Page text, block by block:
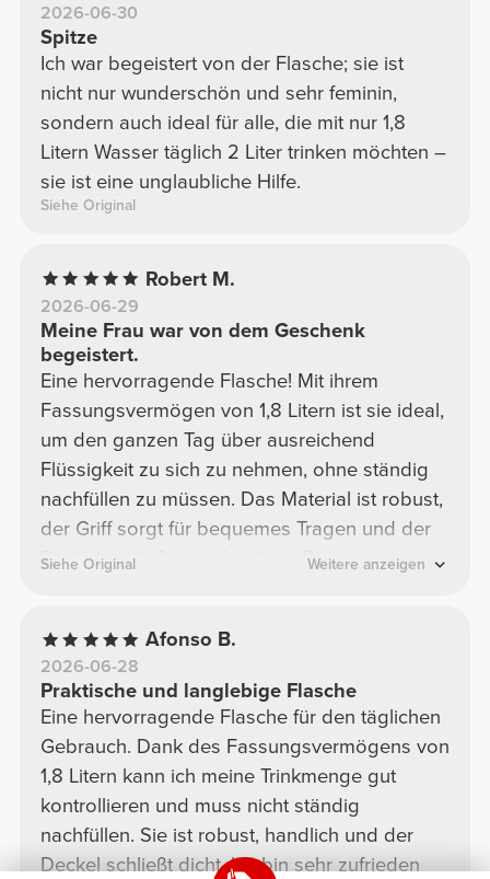
2026-06-30
Spitze
Ich war begeistert von der Flasche; sie ist
nicht nur wunderschön und sehr feminin,
sondern auch ideal für alle, die mit nur 1,8
Litern Wasser täglich 2 Liter trinken möchten –
sie ist eine unglaubliche Hilfe.
Siehe Original
Robert M.
2026-06-29
Meine Frau war von dem Geschenk
begeistert.
Eine hervorragende Flasche! Mit ihrem
Fassungsvermögen von 1,8 Litern ist sie ideal,
um den ganzen Tag über ausreichend
Flüssigkeit zu sich zu nehmen, ohne ständig
nachfüllen zu müssen. Das Material ist robust,
der Griff sorgt für bequemes Tragen und der
Deckel schließt absolut dicht. Die rosa
Siehe Original Weitere anzeigen
Afonso B.
2026-06-28
Praktische und langlebige Flasche
Eine hervorragende Flasche für den täglichen
Gebrauch. Dank des Fassungsvermögens von
1,8 Litern kann ich meine Trinkmenge gut
kontrollieren und muss nicht ständig
nachfüllen. Sie ist robust, handlich und der
Deckel schließt dicht. Ich bin sehr zufrieden